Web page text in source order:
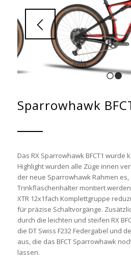
Sparrowhawk
Das RX Sparrowhawk BFCT1
Highlight wurden alle Züge innen
der neue Sparrowhawk Rahmen es,
Trinkflaschenhalter montiert
XTR 12x1fach Komplettgruppe
für präzise Schaltvorgänge.
durch die leichten und steifen RX
die DT Swiss F232 Federgabel und
aus, die das BFCT Sparrowhawk
lassen.